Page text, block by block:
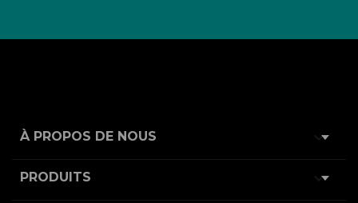
À PROPOS DE NOUS 
PRODUITS 